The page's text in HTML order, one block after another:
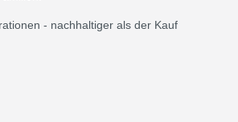
- nachhaltiger als der Kauf